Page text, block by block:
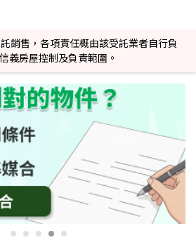
銷售，各項責任概由該受託業者自行負
義房屋控制及負責範圍。